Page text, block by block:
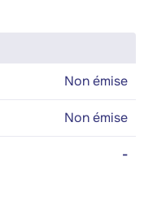
Non émise
Non émise
-